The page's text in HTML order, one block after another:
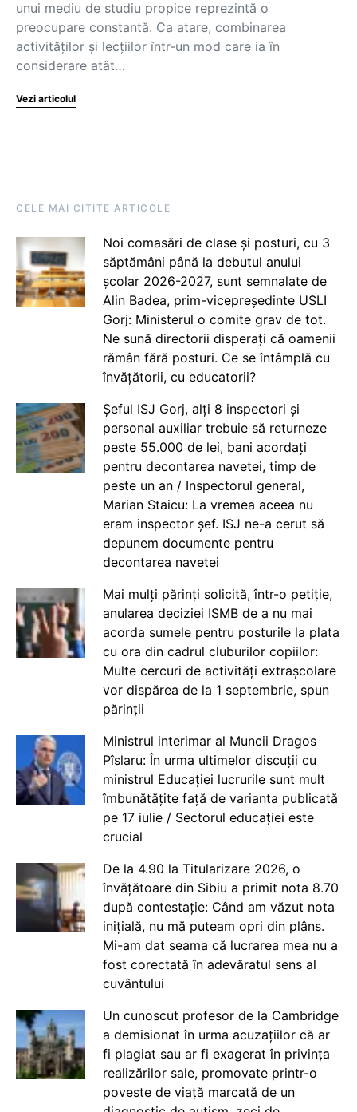
unui mediu de studiu propice reprezintă o
preocupare constantă. Ca atare, combinarea
activităților și lecțiilor într-un mod care ia în
considerare atât…
Vezi articolul
CELE MAI CITITE ARTICOLE
Noi comasări de clase și posturi, cu 3
săptămâni până la debutul anului
școlar 2026-2027, sunt semnalate de
Alin Badea, prim-vicepreședinte USLI
Gorj: Ministerul o comite grav de tot.
Ne sună directorii disperați că oamenii
rămân fără posturi. Ce se întâmplă cu
învățătorii, cu educatorii?
Șeful ISJ Gorj, alți 8 inspectori și
personal auxiliar trebuie să returneze
peste 55.000 de lei, bani acordați
pentru decontarea navetei, timp de
peste un an / Inspectorul general,
Marian Staicu: La vremea aceea nu
eram inspector șef. ISJ ne-a cerut să
depunem documente pentru
decontarea navetei
Mai mulți părinți solicită, într-o petiție,
anularea deciziei ISMB de a nu mai
acorda sumele pentru posturile la plata
cu ora din cadrul cluburilor copiilor:
Multe cercuri de activități extrașcolare
vor dispărea de la 1 septembrie, spun
părinții
Ministrul interimar al Muncii Dragos
Pîslaru: În urma ultimelor discuții cu
ministrul Educației lucrurile sunt mult
îmbunătățite față de varianta publicată
pe 17 iulie / Sectorul educației este
crucial
De la 4.90 la Titularizare 2026, o
învățătoare din Sibiu a primit nota 8.70
după contestație: Când am văzut nota
inițială, nu mă puteam opri din plâns.
Mi-am dat seama că lucrarea mea nu a
fost corectată în adevăratul sens al
cuvântului
Un cunoscut profesor de la Cambridge
a demisionat în urma acuzațiilor că ar
fi plagiat sau ar fi exagerat în privința
realizărilor sale, promovate printr-o
poveste de viață marcată de un